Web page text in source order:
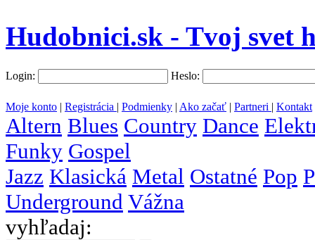
Hudobnici.sk - Tvoj svet
Login: Heslo:
Moje konto | Registrácia | Podmienky | Ako začať | Partneri | Kontakt
Altern Blues Country Dance
Funky Gospel
Jazz Klasická Metal Ostatné Pop
Underground Vážna
vyhľadaj: